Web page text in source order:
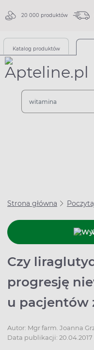
20 000 produktów
Katalog produktów
Strona główna
Czy
progresję
u pacjentów
Autor: Mgr farm. Joanna
Data publikacji: 20.04.2017